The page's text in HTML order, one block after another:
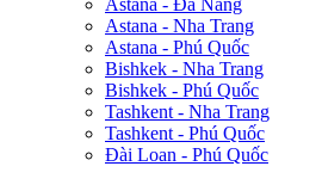
Astana - Đà Nẵng
Astana - Nha Trang
Astana - Phú Quốc
Bishkek - Nha Trang
Bishkek - Phú Quốc
Tashkent - Nha Trang
Tashkent - Phú Quốc
Đài Loan - Phú Quốc